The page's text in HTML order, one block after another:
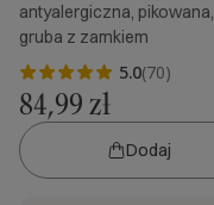
antyalergiczna, pikowana,
gruba z zamkiem
5.0(70)
84,99 zł
Dodaj